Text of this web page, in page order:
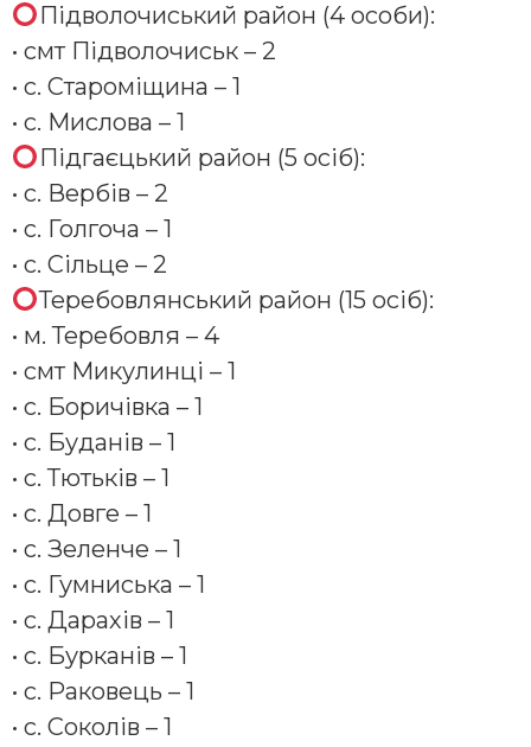
Підволочиський район (4 особи):
• смт Підволочиськ – 2
• с. Староміщина – 1
• с. Мислова – 1
Підгаєцький район (5 осіб):
• с. Вербів – 2
• с. Голгоча – 1
• с. Сільце – 2
Теребовлянський район (15 осіб):
• м. Теребовля – 4
• смт Микулинці – 1
• с. Боричівка – 1
• с. Буданів – 1
• с. Тютьків – 1
• с. Довге – 1
• с. Зеленче – 1
• с. Гумниська – 1
• с. Дарахів – 1
• с. Бурканів – 1
• с. Раковець – 1
• с. Соколів – 1